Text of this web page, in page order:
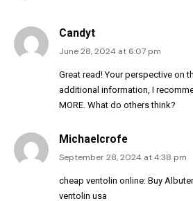
Candyt
June 28, 2024 at 6:07 pm
Great read! Your perspective on
additional information, I
MORE. What do others think?
Michaelcrofe
September 28, 2024 at 4:38 pm
cheap ventolin online: Buy
ventolin usa